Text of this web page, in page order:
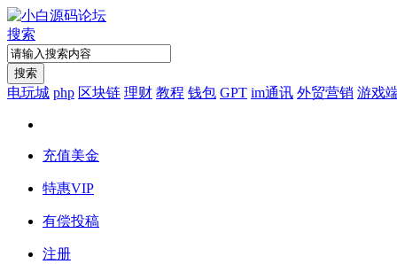
搜索
搜索
电玩城 php 区块链 理财 教程 钱包 GPT im通讯 外贸营销 游戏
充值美金
特惠VIP
有偿投稿
注册